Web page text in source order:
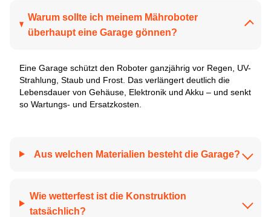
Warum sollte ich meinem Mähroboter
überhaupt eine Garage gönnen?
Eine Garage schützt den Roboter ganzjährig vor Regen, UV-
Strahlung, Staub und Frost. Das verlängert deutlich die
Lebensdauer von Gehäuse, Elektronik und Akku – und senkt
so Wartungs- und Ersatz­kosten.
Aus welchen Materialien besteht die Garage?
Wie wetterfest ist die Konstruktion
tatsächlich?